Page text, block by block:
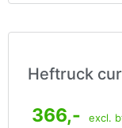
Heftruck
366,- excl.